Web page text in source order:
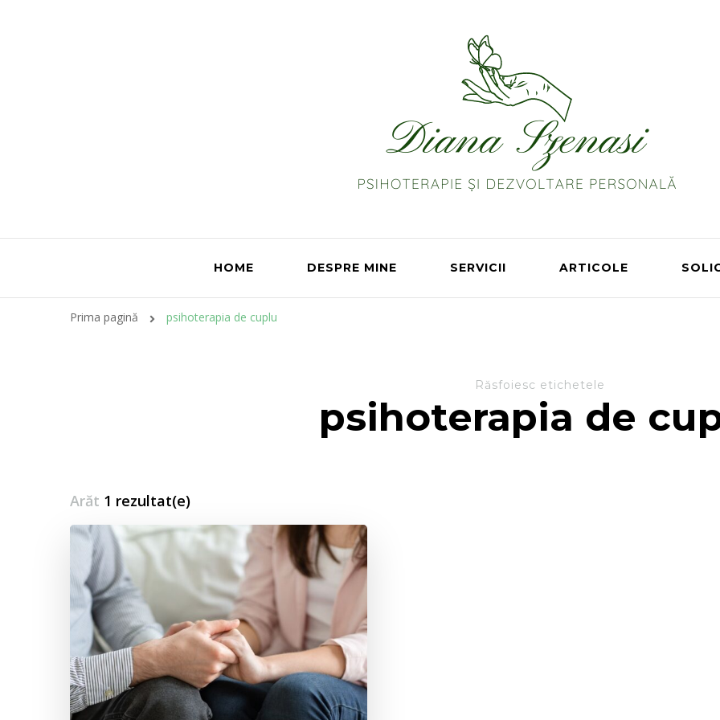
HOME DESPRE MINE SERVICII ARTICOLE
Prima pagină psihoterapia de cuplu
Răsfoiesc etichetele
psihoterapia de
Arăt 1 rezultat(e)